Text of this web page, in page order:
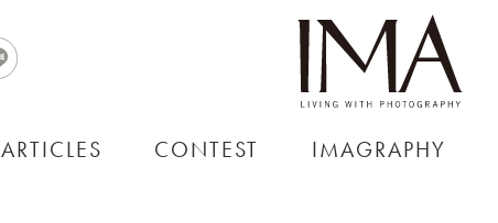
ARTICLES CONTEST IMAGRAPHY